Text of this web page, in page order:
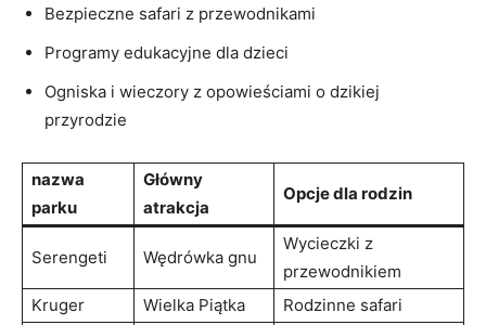
Bezpieczne ⁢safari z przewodnikami
Programy edukacyjne dla dzieci
Ogniska⁤ i ⁢wieczory z opowieściami​ o dzikiej
przyrodzie
nazwa
parku
Główny
atrakcja
Opcje dla ⁣rodzin
Serengeti Wędrówka gnu
Wycieczki‍ z
przewodnikiem
Kruger
Wielka ⁤Piątka Rodzinne‍ safari